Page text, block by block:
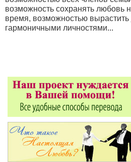
возможность сохранять любовь
время, возможностью
гармоничными личностями...